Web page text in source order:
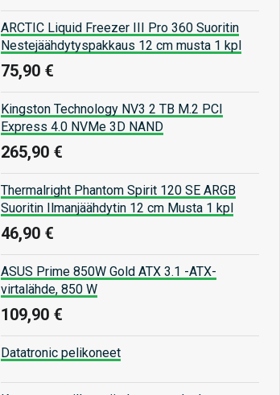
ARCTIC Liquid Freezer III Pro 360 Suoritin
Nestejäähdytyspakkaus 12 cm musta 1 kpl
75,90 €
Kingston Technology NV3 2 TB M.2 PCI
Express 4.0 NVMe 3D NAND
265,90 €
Thermalright Phantom Spirit 120 SE ARGB
Suoritin Ilmanjäähdytin 12 cm Musta 1 kpl
46,90 €
ASUS Prime 850W Gold ATX 3.1 -ATX-
virtalähde, 850 W
109,90 €
Datatronic pelikoneet